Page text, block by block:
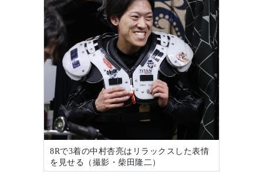
8Rで3着の中村杏亮はリラックスした表情
を見せる（撮影・柴田隆二）